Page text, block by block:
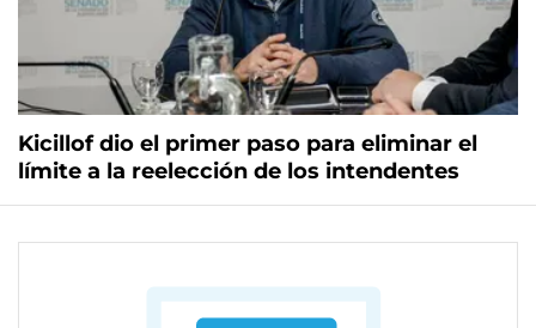
Kicillof dio el primer paso para eliminar el
límite a la reelección de los intendentes